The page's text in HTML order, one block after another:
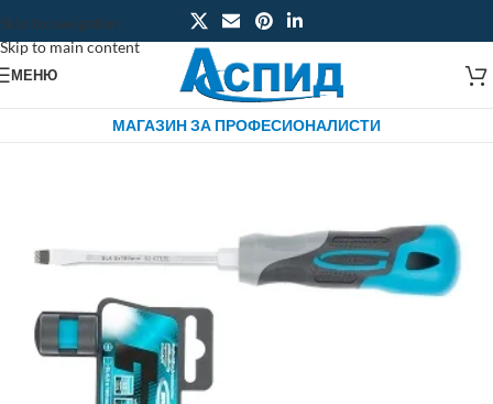
Skip to navigation
Skip to main content
МЕНЮ
МАГАЗИН ЗА ПРОФЕСИОНАЛИСТИ